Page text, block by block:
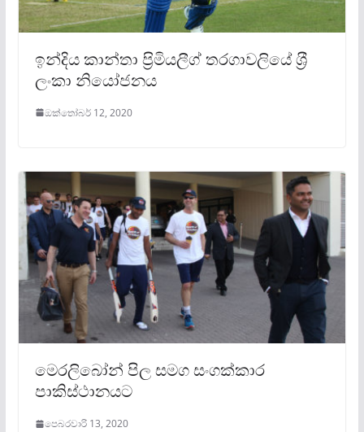
ඉන්දිය කාන්තා ප‍්‍රිමියලීග් තරගාවලියේ ශ‍්‍රී
ලංකා නියෝජනය
ඔක්තෝබර් 12, 2020
මෙරලිබෝන් පිල සමග සංගක්කාර
පාකිස්ථානයට
පෙබරවාරි 13, 2020